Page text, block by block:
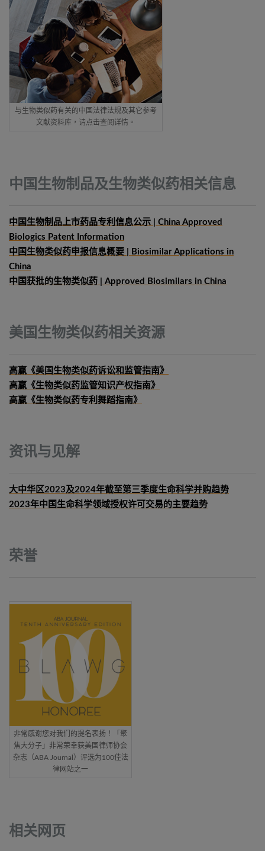
与生物类似药有关的中国法律法规及其它参考
文献资料库，请点击查阅详情。
中国生物制品及生物类似药相关信息
中国生物制品上市药品专利信息公示 | China Approved
Biologics Patent Information
中国生物类似药申报信息概要 | Biosimilar Applications in
China
中国获批的生物类似药 | Approved Biosimilars in China
美国生物类似药相关资源
高赢《美国生物类似药诉讼和监管指南》
高赢《生物类似药监管知识产权指南》
高赢《生物类似药专利舞蹈指南》
资讯与见解
大中华区2023及2024年截至第三季度生命科学并购趋势
2023年中国生命科学领域授权许可交易的主要趋势
荣誉
非常感谢您对我们的提名表扬！「聚
焦大分子」非常荣幸获美国律师协会
杂志（ABA Journal）评选为100佳法
律网站之一
相关网页